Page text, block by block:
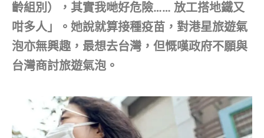
齡組別），其實我哋好危險…… 放工搭地鐵又
咁多人」。她說就算接種疫苗，對港星旅遊氣
泡亦無興趣，最想去台灣，但慨嘆政府不願與
台灣商討旅遊氣泡。